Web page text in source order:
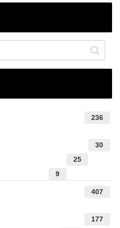
236
30
25
9
407
177